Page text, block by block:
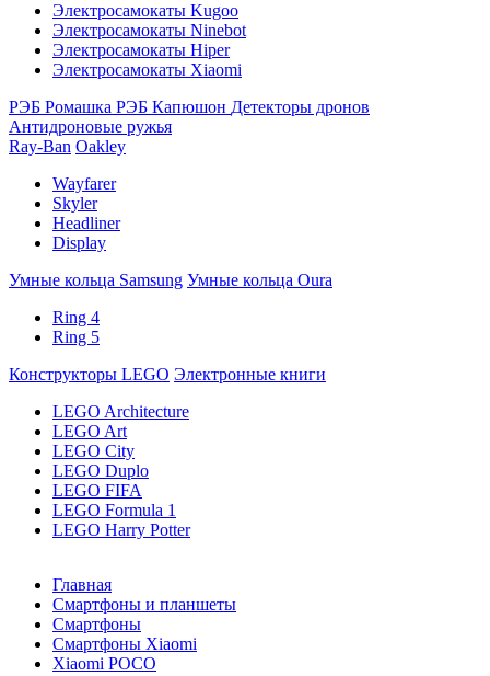
Электросамокаты Kugoo
Электросамокаты Ninebot
Электросамокаты Hiper
Электросамокаты Xiaomi
РЭБ Ромашка РЭБ Капюшон Детекторы дронов
Антидроновые ружья
Ray-Ban Oakley
Wayfarer
Skyler
Headliner
Display
Умные кольца Samsung Умные кольца Oura
Ring 4
Ring 5
Конструкторы LEGO Электронные книги
LEGO Architecture
LEGO Art
LEGO City
LEGO Duplo
LEGO FIFA
LEGO Formula 1
LEGO Harry Potter
Главная
Смартфоны и планшеты
Смартфоны
Смартфоны Xiaomi
Xiaomi POCO